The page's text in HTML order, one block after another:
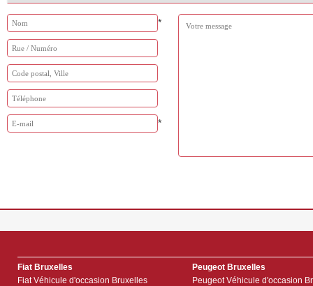
*
*
Fiat Bruxelles
Fiat Véhicule d'occasion Bruxelles
Peugeot Bruxelles
Peugeot Véhicule d'occasion